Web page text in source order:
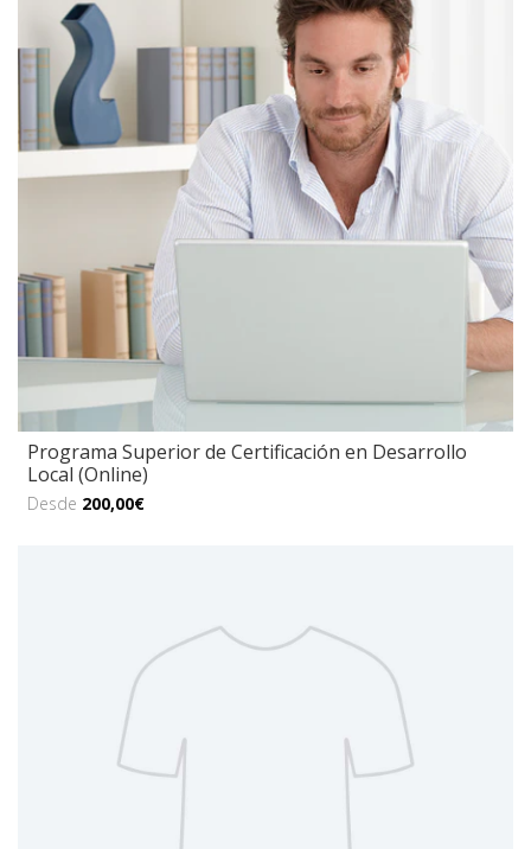
Programa Superior de Certificación en Desarrollo
Local (Online)
Desde 200,00€